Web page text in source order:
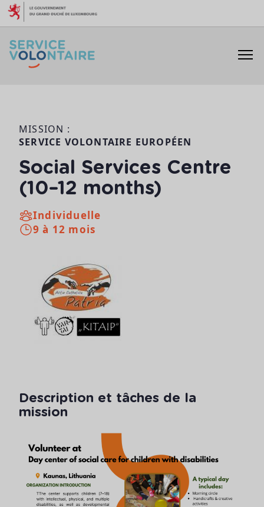
Aller au contenu
MISSION :
SERVICE VOLONTAIRE EUROPÉEN
Social Services Centre
(10–12 months)
Individuelle
9 à 12 mois
Description et tâches de la
mission